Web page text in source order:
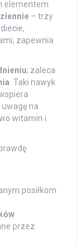
elementem
– trzy
zapewnia
; zaleca
. Taki nawyk
na
witamin i
posiłkom
przez